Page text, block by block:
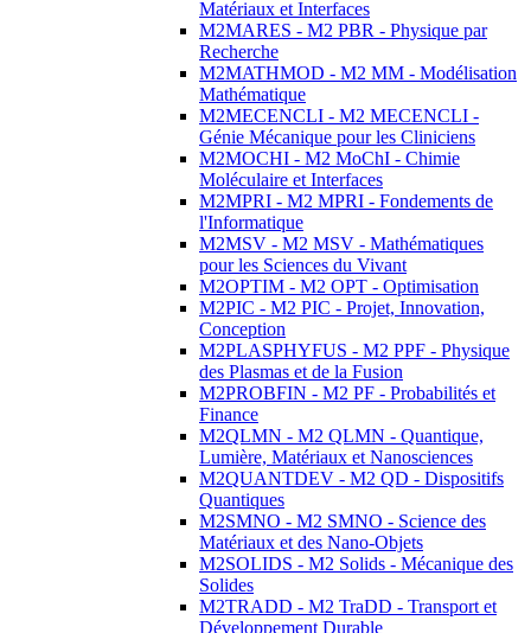
Matériaux et Interfaces
M2MARES - M2 PBR - Physique par
Recherche
M2MATHMOD - M2 MM - Modélisation
Mathématique
M2MECENCLI - M2 MECENCLI -
Génie Mécanique pour les Cliniciens
M2MOCHI - M2 MoChI - Chimie
Moléculaire et Interfaces
M2MPRI - M2 MPRI - Fondements de
l'Informatique
M2MSV - M2 MSV - Mathématiques
pour les Sciences du Vivant
M2OPTIM - M2 OPT - Optimisation
M2PIC - M2 PIC - Projet, Innovation,
Conception
M2PLASPHYFUS - M2 PPF - Physique
des Plasmas et de la Fusion
M2PROBFIN - M2 PF - Probabilités et
Finance
M2QLMN - M2 QLMN - Quantique,
Lumière, Matériaux et Nanosciences
M2QUANTDEV - M2 QD - Dispositifs
Quantiques
M2SMNO - M2 SMNO - Science des
Matériaux et des Nano-Objets
M2SOLIDS - M2 Solids - Mécanique des
Solides
M2TRADD - M2 TraDD - Transport et
Développement Durable